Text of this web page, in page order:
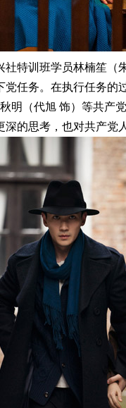
社特训班学员林楠笙
任务。在执行任务
明（代旭 饰）等共
的思考，也对共产党